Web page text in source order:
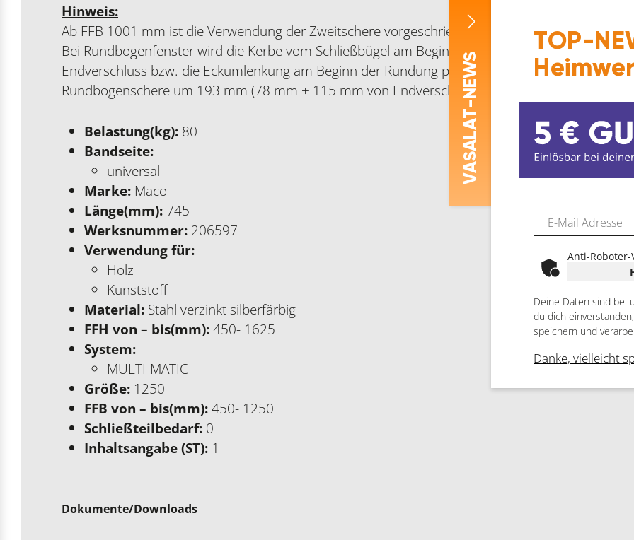
Hinweis:
Ab FFB 1001 mm ist die Verwendung der Zweitschere vorgeschrieben.
Bei Rundbogenfenster wird die Kerbe vom Schließbügel am Beginn der Rundung positioniert.
Endverschluss bzw. die Eckumlenkung am Beginn der Rundung positioniert, deshalb erhöht
Rundbogenschere um 193 mm (78 mm + 115 mm von Endverschluss bzw. Eckumlenkung).
Belastung(kg): 80
Bandseite:
universal
Marke: Maco
Länge(mm): 745
Werksnummer: 206597
Verwendung für:
Holz
Kunststoff
Material: Stahl verzinkt silberfärbig
FFH von – bis(mm):450- 1625
System:
MULTI-MATIC
Größe: 1250
FFB von – bis(mm):450- 1250
Schließteilbedarf: 0
Inhaltsangabe (ST): 1
Dokumente/Downloads
V
ASALAT
-NEWS
TOP-
Anti-
Deine Daten sind bei
du dich
speichern und
Danke, vielleicht